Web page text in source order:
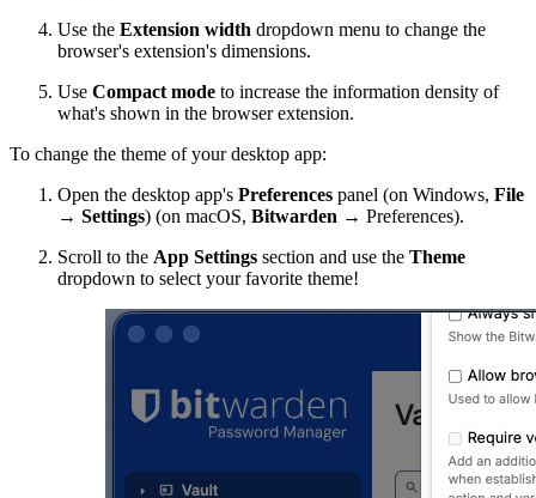
Use the Extension width dropdown menu to change the
browser's extension's dimensions.
Use Compact mode to increase the information density of
what's shown in the browser extension.
To change the theme of your desktop app:
Open the desktop app's Preferences panel (on Windows, File
→ Settings) (on macOS, Bitwarden → Preferences).
Scroll to the App Settings section and use the Theme
dropdown to select your favorite theme!